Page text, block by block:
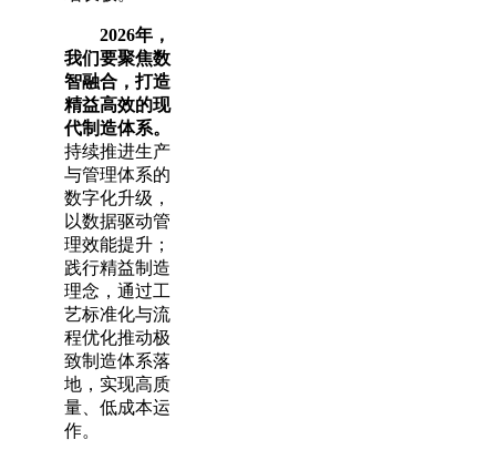
2026年，
我们要聚焦数
智融合，打造
精益高效的现
代制造体系。
持续推进生产
与管理体系的
数字化升级，
以数据驱动管
理效能提升；
践行精益制造
理念，通过工
艺标准化与流
程优化推动极
致制造体系落
地，实现高质
量、低成本运
作。